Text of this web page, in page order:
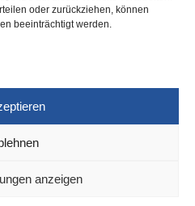
oder zurückziehen, können
beeinträchtigt werden.
anzeigen
Weihnachten?
an der Münsterstraße –